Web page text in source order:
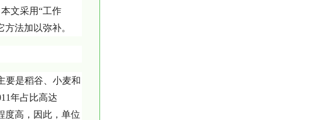
文采用“工作
法加以弥补。
要是稻谷、小麦和
年占比高达
度高，因此，单位